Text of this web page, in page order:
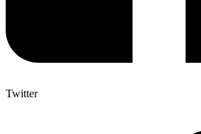
Twitter